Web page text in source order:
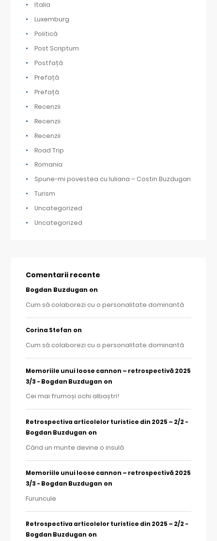
Italia
Luxemburg
Politică
Post Scriptum
Postfață
Prefață
Prefață
Recenzii
Recenzii
Recenzii
Road Trip
Romania
Spune-mi povestea cu Iuliana – Costin Buzdugan
Turism
Uncategorized
Uncategorized
Comentarii recente
Bogdan Buzdugan on
Cum să colaborezi cu o personalitate dominantă
Corina Stefan on
Cum să colaborezi cu o personalitate dominantă
Memoriile unui loose cannon – retrospectivă 2025
3/3 - Bogdan Buzdugan on
Cei mai frumoși ochi albaștri!
Retrospectiva articolelor turistice din 2025 – 2/2 -
Bogdan Buzdugan on
Când un munte devine o insulă
Memoriile unui loose cannon – retrospectivă 2025
3/3 - Bogdan Buzdugan on
Furuncule
Retrospectiva articolelor turistice din 2025 – 2/2 -
Bogdan Buzdugan on